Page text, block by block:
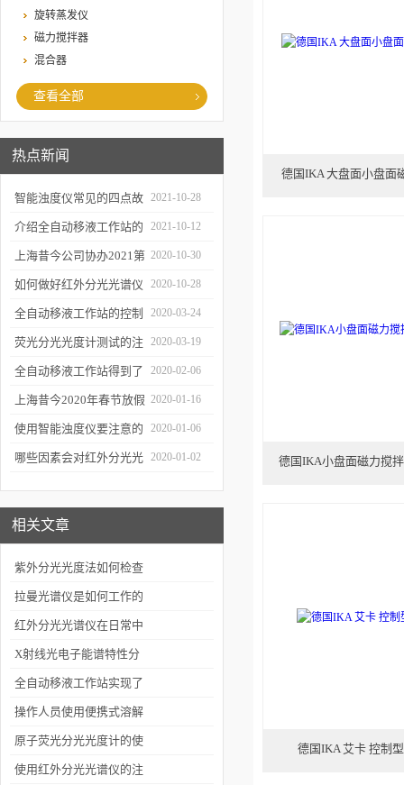
旋转蒸发仪
磁力搅拌器
混合器
查看全部
热点新闻
智能浊度仪常见的四点故
障
2021-10-28
介绍全自动移液工作站的
三种移液方式
2021-10-12
上海昔今公司协办2021第
二届上海沪助科研圈发展
年会
2020-10-30
如何做好红外分光光谱仪
的防潮工作
2020-10-28
全自动移液工作站的控制
软件有哪些特点
2020-03-24
荧光分光光度计测试的注
意事项有哪些
2020-03-19
全自动移液工作站得到了
广泛的应用
2020-02-06
上海昔今2020年春节放假
通知
2020-01-16
使用智能浊度仪要注意的
几个要点
2020-01-06
哪些因素会对红外分光光 2020-01-02
相关文章
紫外分光光度法如何检查
物质纯度
拉曼光谱仪是如何工作的
你知道吗？
红外分光光谱仪在日常中
使用中保养的注意事项
X射线光电子能谱特性分
析及其优缺点
全自动移液工作站实现了
实验操作的自动化运行
操作人员使用便携式溶解
氧仪要知道的知识
原子荧光分光光度计的使
用注意事项介绍
使用红外分光光谱仪的注
德国IKA 大盘面小盘面
德国IKA小盘面磁力搅
德国IKA 艾卡 控制